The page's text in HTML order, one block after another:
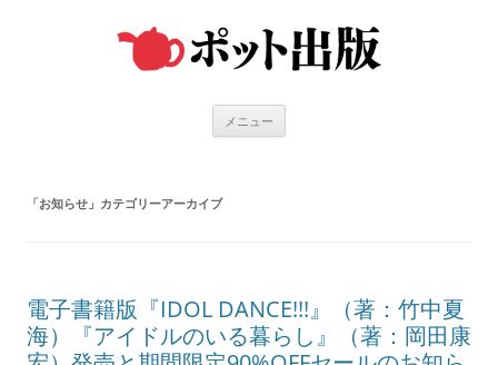
メニュー
「お知らせ 」カテゴリーアーカイブ
電子書籍版『IDOL DANCE!!!』（著：竹中夏
海）『アイドルのいる暮らし』（著：岡田康